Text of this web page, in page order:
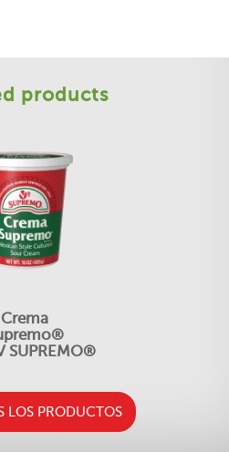
products
Crema
SUPREMO®
LOS PRODUCTOS